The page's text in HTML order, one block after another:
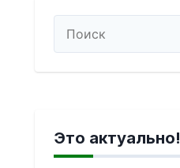
Это актуально!